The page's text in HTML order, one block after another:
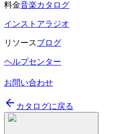
料金音楽カタログ
インストアラジオ
リソースブログ
ヘルプセンター
お問い合わせ
カタログに戻る